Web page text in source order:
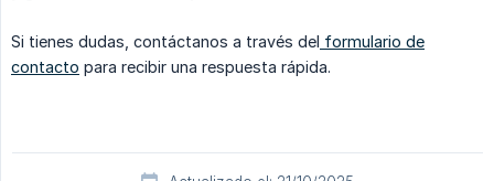
Si tienes dudas, contáctanos a través del formulario de
contacto para recibir una respuesta rápida.